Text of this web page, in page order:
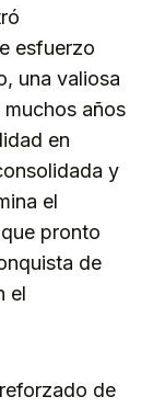
esfuerzo
una valiosa
muchos años
en
y
el
pronto
de
el
de